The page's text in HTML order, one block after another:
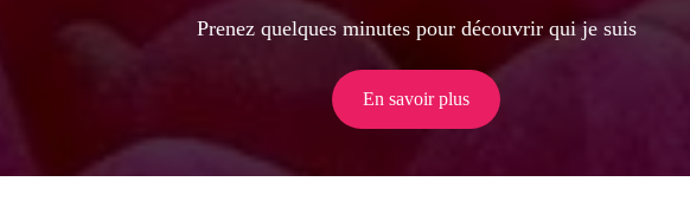
Prenez quelques minutes pour découvrir qui je suis
En savoir plus